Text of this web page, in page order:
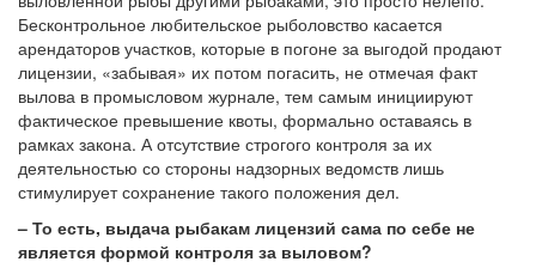
Бесконтрольное любительское рыболовство касается
арендаторов участков, которые в погоне за выгодой продают
лицензии, «забывая» их потом погасить, не отмечая факт
вылова в промысловом журнале, тем самым инициируют
фактическое превышение квоты, формально оставаясь в
рамках закона. А отсутствие строгого контроля за их
деятельностью со стороны надзорных ведомств лишь
стимулирует сохранение такого положения дел.
– То есть, выдача рыбакам лицензий сама по себе не
является формой контроля за выловом?